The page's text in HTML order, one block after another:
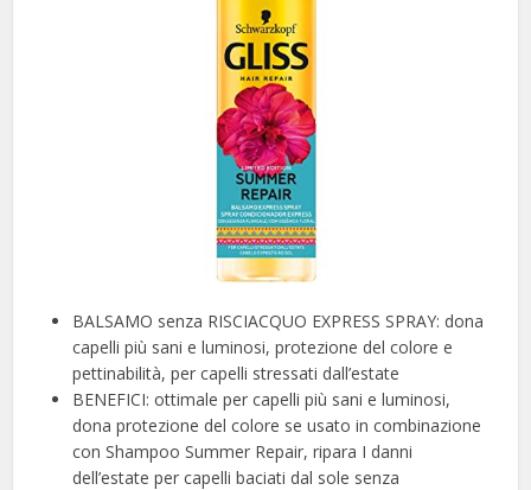
BALSAMO senza RISCIACQUO EXPRESS SPRAY: dona
capelli più sani e luminosi, protezione del colore e
pettinabilità, per capelli stressati dall’estate
BENEFICI: ottimale per capelli più sani e luminosi,
dona protezione del colore se usato in combinazione
con Shampoo Summer Repair, ripara I danni
dell’estate per capelli baciati dal sole senza